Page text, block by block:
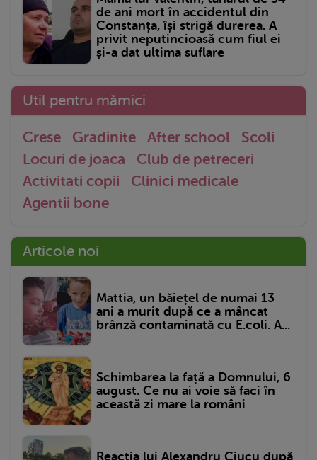
de ani mort în accidentul din
Constanța, își strigă durerea. A
privit neputincioasă cum fiul ei
și-a dat ultima suflare
Util pentru mămici
Crese Gradinite After school
Scoli
Locuri de joaca
Club de petreceri
Activitati copii
Clinici medicale
Agentii bone
Articole noi
Mattia, un băiețel de numai 13
ani a murit după ce a mâncat
brânză contaminată cu E.coli. A...
Schimbarea la față a Domnului, 6
august. Ce nu ai voie să faci în
această zi mare la români
Reacția lui Alexandru Ciucu după